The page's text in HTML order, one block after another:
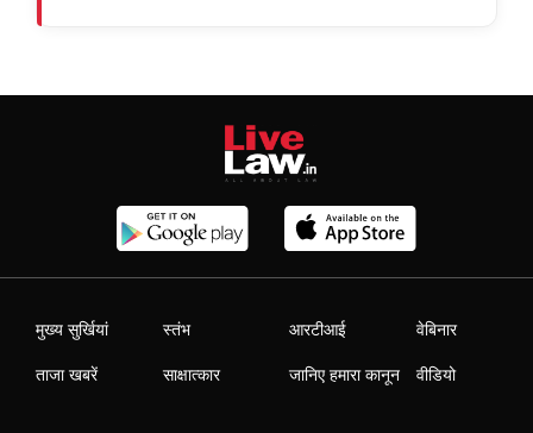
मुख्य सुर्खियां
ताजा खबरें
स्तंभ
साक्षात्कार
आरटीआई
जानिए हमारा कानून
वेबिनार
वीडियो